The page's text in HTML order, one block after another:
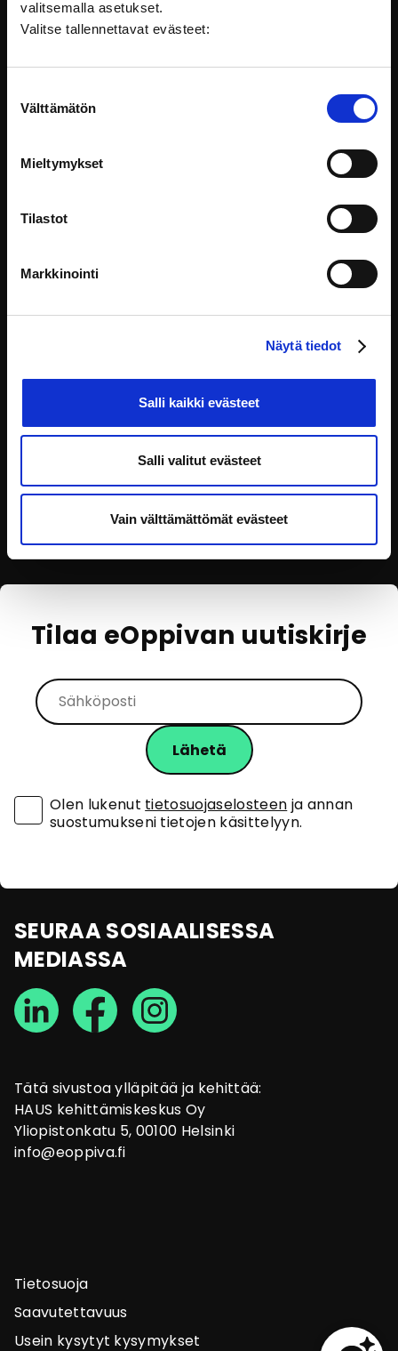
valitsemalla asetukset.
Valitse tallennettavat evästeet:
valinta
Välttämätön
Mieltymykset
Tilastot
Markkinointi
Näytä tiedot
Salli kaikki evästeet
Salli valitut evästeet
Vain välttämättömät evästeet
säädetään EU:ssa
Finland abroad – international opportunities for
Töissä valtiolla
Tilaa eOppivan uutiskirje
Olen lukenut tietosuojaselosteen ja annan
suostumukseni tietojen käsittelyyn.
SEURAA SOSIAALISESSA
MEDIASSA
Tätä sivustoa ylläpitää ja kehittää:
HAUS kehittämiskeskus Oy
Yliopistonkatu 5, 00100 Helsinki
info@eoppiva.fi
Tietosuoja
Saavutettavuus
Usein kysytyt kysymykset